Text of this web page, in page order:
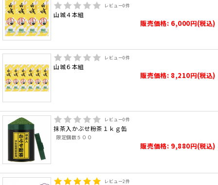
レビュー0件
山城４本組
販売価格: 6,000円(税込)
レビュー0件
山城６本組
販売価格: 8,210円(税込)
レビュー0件
抹茶入かぶせ粉茶１ｋｇ缶
限定個数５００
販売価格: 9,880円(税込)
レビュー2件